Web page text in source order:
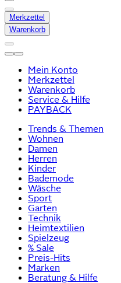
Merkzettel
Warenkorb
Mein Konto
Merkzettel
Warenkorb
Service & Hilfe
PAYBACK
Trends & Themen
Wohnen
Damen
Herren
Kinder
Bademode
Wäsche
Sport
Garten
Technik
Heimtextilien
Spielzeug
% Sale
Preis-Hits
Marken
Beratung & Hilfe